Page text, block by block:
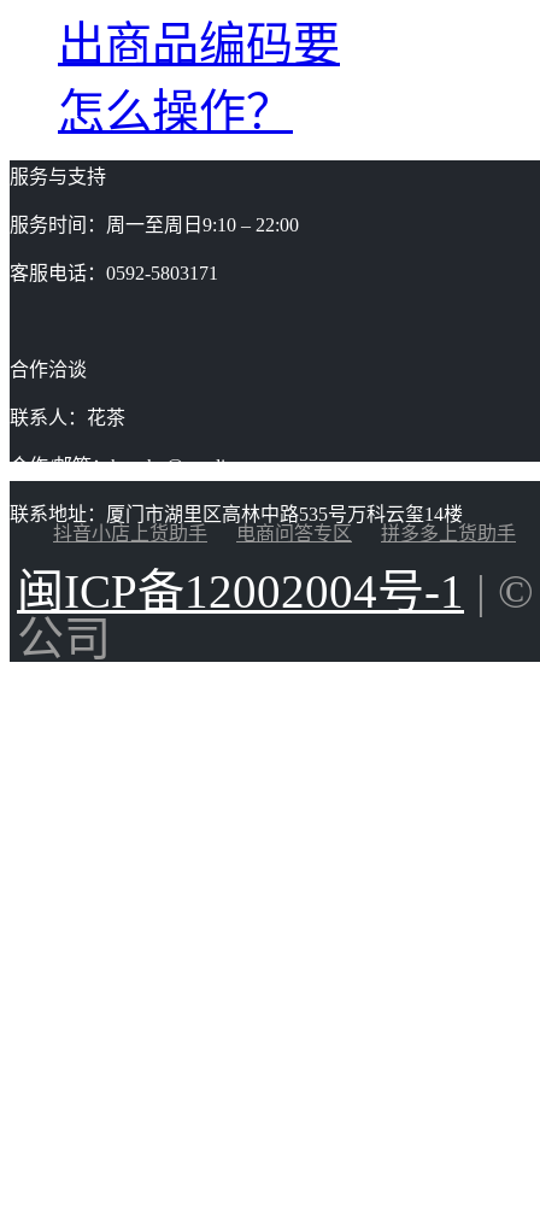
出商品编码要
怎么操作？
服务与支持
服务时间：周一至周日9:10 – 22:00
客服电话：0592-5803171
合作洽谈
联系人：花茶
合作/邮箱：huacha@gaoding.com
联系地址：厦门市湖里区高林中路535号万科云玺14楼
抖音小店上货助手
电商问答专区 拼多多上货助手
闽ICP备12002004号-1 |
公司